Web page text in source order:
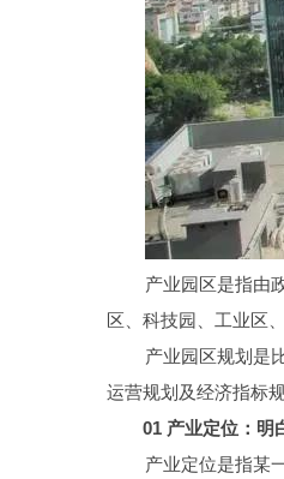
产业园区是指由
区、科技园、工业区
产业园区规划是
运营规划及经济指标
01 产业定位：明
产业定位是指某